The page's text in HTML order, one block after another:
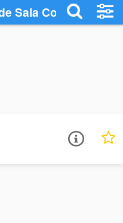
Sala Consilina -